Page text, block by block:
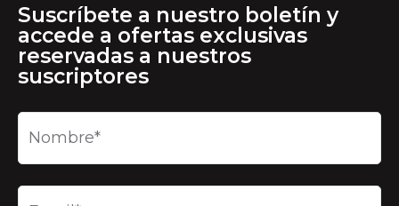
Suscríbete a nuestro boletín y
accede a ofertas exclusivas
reservadas a nuestros
suscriptores